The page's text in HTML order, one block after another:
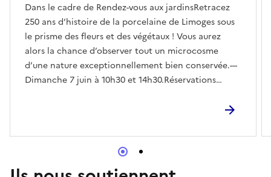
Dans le cadre de Rendez-vous aux jardinsRetracez
250 ans d’histoire de la porcelaine de Limoges sous
le prisme des fleurs et des végétaux ! Vous aurez
alors la chance d’observer tout un microcosme
d’une nature exceptionnellement bien conservée.---
Dimanche 7 juin à 10h30 et 14h30.Réservations
inclus) : 4 € par personne.Effectif : 20 participants